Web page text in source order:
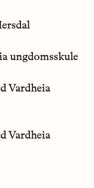
ungdomsskule
Vardheia
Vardheia